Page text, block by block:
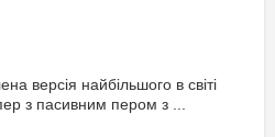
версія найбільшого в світі
з пасивним пером з ...